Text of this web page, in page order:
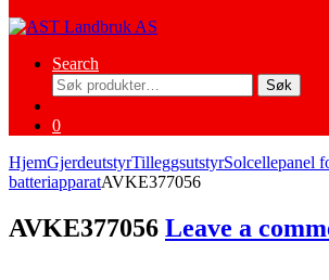
Search
Søk
etter:
Søk
0
HjemGjerdeutstyrTilleggsutstyrSolcellepanel
batteriapparatAVKE377056
AVKE377056 Leave a